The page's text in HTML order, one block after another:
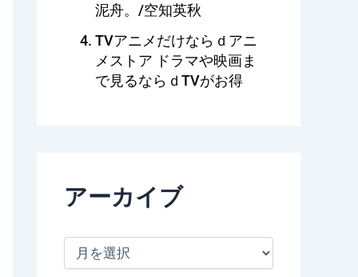
泥舟。/空知英秋
TVアニメだけならｄアニ
メストア ドラマや映画ま
で見るならｄTVがお得
アーカイブ